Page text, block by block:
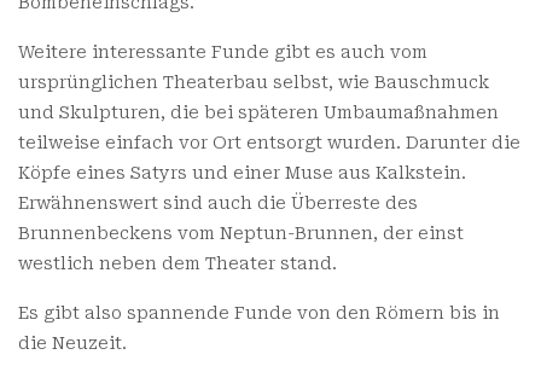
Weitere interessante Funde gibt es auch vom
ursprünglichen Theaterbau selbst, wie Bauschmuck
und Skulpturen, die bei späteren Umbaumaßnahmen
teilweise einfach vor Ort entsorgt wurden. Darunter die
Köpfe eines Satyrs und einer Muse aus Kalkstein.
Erwähnenswert sind auch die Überreste des
Brunnenbeckens vom Neptun-Brunnen, der einst
westlich neben dem Theater stand.
Es gibt also spannende Funde von den Römern bis in
die Neuzeit.